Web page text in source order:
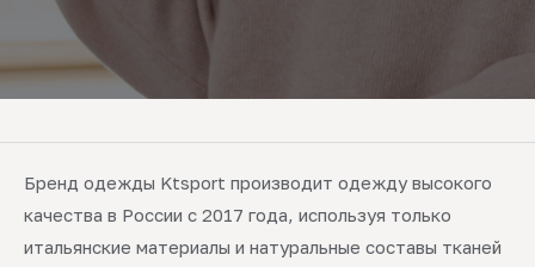
Бренд одежды Ktsport производит одежду высокого
качества в России с 2017 года, используя только
итальянские материалы и натуральные составы тканей